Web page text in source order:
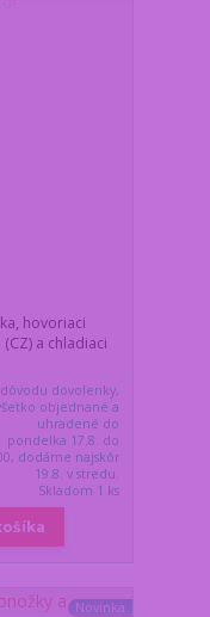
hovoriaci
a chladiaci
dovolenky,
objednané a
uhradené do
pondelka 17.8. do
dodáme najskôr
19.8. v stredu.
Skladom 1 ks
Novinka